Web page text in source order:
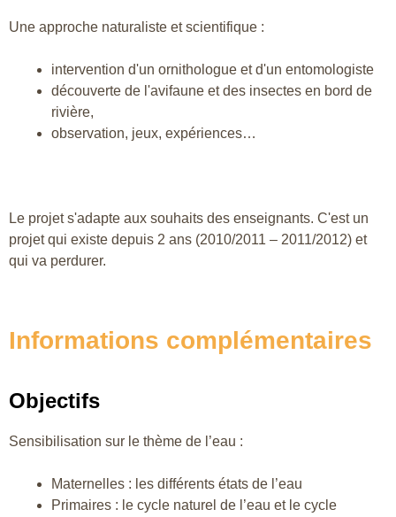
Une approche naturaliste et scientifique :
intervention d'un ornithologue et d'un entomologiste
découverte de l'avifaune et des insectes en bord de
rivière,
observation, jeux, expériences…
Le projet s'adapte aux souhaits des enseignants. C'est un
projet qui existe depuis 2 ans (2010/2011 – 2011/2012) et
qui va perdurer.
Informations complémentaires
Objectifs
Sensibilisation sur le thème de l’eau :
Maternelles : les différents états de l’eau
Primaires : le cycle naturel de l’eau et le cycle